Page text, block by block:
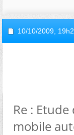
10/10/2009,
Re :
mobile